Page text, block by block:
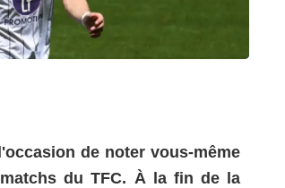
de noter vous-même
du TFC. À la fin de la